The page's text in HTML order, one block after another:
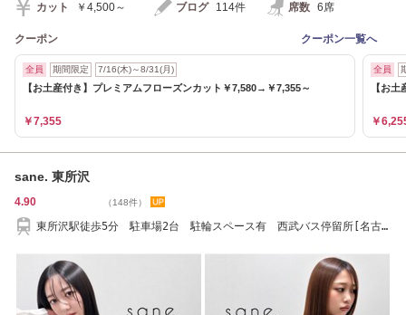
カット ￥4,500～ ブログ 114件 席数 6席
クーポン クーポン一覧へ
全員 期間限定 7/16(木)～8/31(月)
【お土産付き】プレミアムフローズンカット￥7,580→￥7,355～
￥7,355
全員
【お
￥
sane. 東所沢
4.90 （148件）
東所沢駅徒歩5分 駐車場2台 駐輪スペース有 西武バス停留所[名古